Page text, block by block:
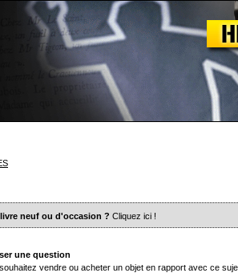
neuf ou d'occasion ? Cliquez ici !
une question
vendre ou acheter un objet en rapport avec ce